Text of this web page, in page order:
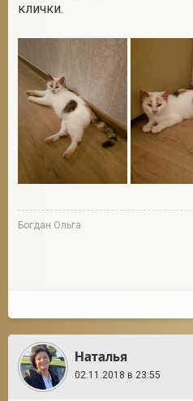
клички.
Богдан Ольга
Наталья
02.11.2018 в 23:55